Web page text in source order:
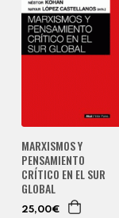
MARXISMOS Y
PENSAMIENTO
CRÍTICO EN EL SUR
GLOBAL
25,00€